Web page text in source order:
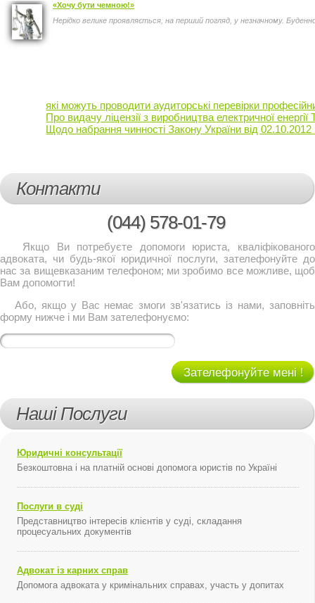
«Хочу бути чемною!»
Нерідко велике проявляється, на перший погляд, у незначному.
які можуть проводити аудиторські перевірки
Про видачу ліцензії з виробництва електричної
Щодо набрання чинності Закону України від
Контакти
(044) 578-01-79
Якщо Ви потребуєте допомоги юриста, кваліфікованого
адвоката, чи будь-якої юридичної послуги, зателефонуйте до
нас за вищевказаним телефоном; ми зробимо все можливе, щоб
Вам допомогти!
Або, якщо у Вас немає змоги зв'язатись із нами, заповніть
форму нижче і ми Вам зателефонуємо:
Зателефонуйте мені !
Наші Послуги
Юридичні консультації
Безкоштовна і на платній основі допомога юристів по Україні
Послуги в суді
Представництво інтересів клієнтів у суді, складання
процесуальних документів
Адвокат із карних справ
Допомога адвоката у кримінальних справах, участь у допитах